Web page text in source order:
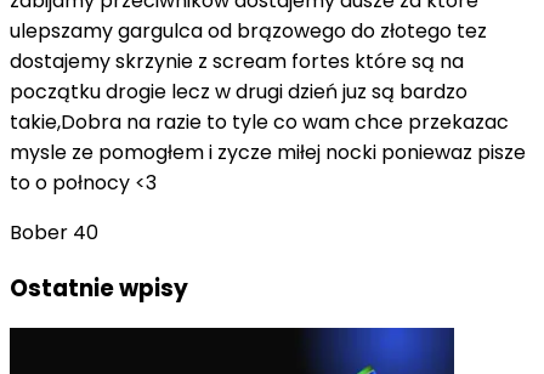
ulepszamy gargulca od brązowego do złotego tez
dostajemy skrzynie z scream fortes które są na
początku drogie lecz w drugi dzień juz są bardzo
takie,Dobra na razie to tyle co wam chce przekazac
mysle ze pomogłem i zycze miłej nocki poniewaz pisze
to o połnocy <3
Bober 40
Ostatnie wpisy